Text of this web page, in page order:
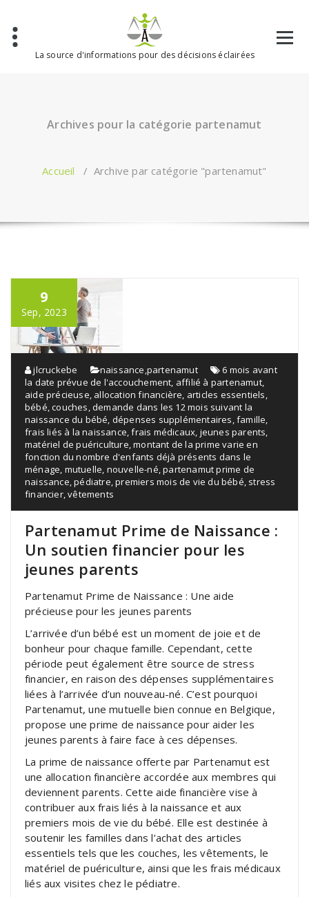
contenu
La source d'informations pour des décisions éclairées
Archives pour la catégorie partenamut
Accueil / Archive par catégorie "partenamut"
9
Sep, 2023
jlcruckebe naissance partenamut
6 mois avant
la date prévue de l'accouchement affilié à partenamut,
aide précieuse allocation financière articles essentiels
bébé ,couches ,demande dans les 12 mois suivant la
naissance du bébé dépenses supplémentaires ,famille
frais liés à la naissance ,frais médicaux jeunes parents
matériel de puériculture ,montant de la prime varie en
fonction du nombre d'enfants déjà présents dans le
ménage mutuelle nouvelle-né ,partenamut prime de
naissance ,pédiatre ,premiers mois de vie du bébé stress
financier,vêtements
Partenamut Prime de Naissance :
Un soutien financier pour les
jeunes parents
Partenamut Prime de Naissance : Une aide
précieuse pour les jeunes parents
L’arrivée d’un bébé est un moment de joie et de
bonheur pour chaque famille. Cependant, cette
période peut également être source de stress
financier, en raison des dépenses supplémentaires
liées à l’arrivée d’un nouveau-né. C’est pourquoi
Partenamut, une mutuelle bien connue en Belgique,
propose une prime de naissance pour aider les
jeunes parents à faire face à ces dépenses.
La prime de naissance offerte par Partenamut est
une allocation financière accordée aux membres qui
deviennent parents. Cette aide financière vise à
contribuer aux frais liés à la naissance et aux
premiers mois de vie du bébé. Elle est destinée à
soutenir les familles dans l’achat des articles
essentiels tels que les couches, les vêtements, le
matériel de puériculture, ainsi que les frais médicaux
liés aux visites chez le pédiatre.